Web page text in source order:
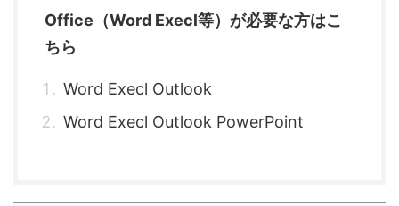
Office（Word Execl等）が必要な方はこ
ちら
Word Execl Outlook
Word Execl Outlook PowerPoint